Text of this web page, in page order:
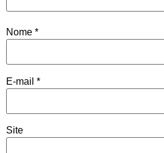
Nome *
E-mail *
Site